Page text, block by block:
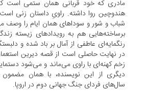
مادرى که خود قربانى همان ستمى است
هندوچین روا داشته. راوىِ داستان زنى
شباب و شور و سوداهاى همان ایام را وصف
برساخته‌هایى هم به رویدادهاى زیسته
رنگمایه‌اى عاطفى از آمال بر باد شده و
در نهایت حاصلى است از قصه دیرین
زخم کهنه‌اى با راوى مى‌ماند و مى‌شود
دیگرى از این نویسنده، با همان
سال‌هاى فرداى جنگ جهانى دوم در اروپا.